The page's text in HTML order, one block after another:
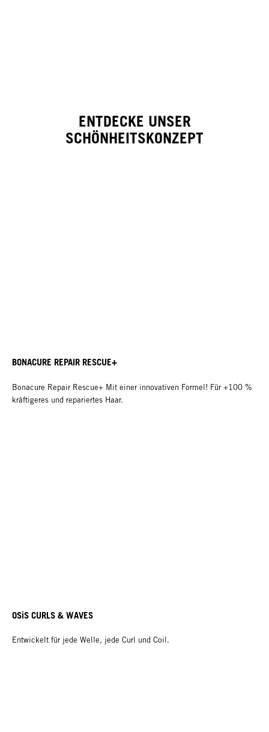
ENTDECKE UNSER
SCHÖNHEITSKONZEPT
BONACURE REPAIR RESCUE+
Bonacure Repair Rescue+ Mit einer innovativen Formel! Für +100 %
kräftigeres und repariertes Haar.
OSiS CURLS & WAVES
Entwickelt für jede Welle, jede Curl und Coil.